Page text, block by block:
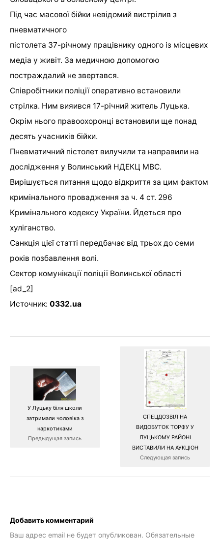
Під час масової бійки невідомий вистрілив з
пневматичного
пістолета 37-річному працівнику одного із місцевих
медіа у живіт. За медичною допомогою
постраждалий не звертався.
Співробітники поліції оперативно встановили
стрілка. Ним вияився 17-річний житель Луцька.
Окрім нього правоохоронці встановили ще понад
десять учасників бійки.
Пневматичний пістолет вилучили та направили на
дослідження у Волинський НДЕКЦ МВС.
Вирішується питання щодо відкриття за цим фактом
кримінального провадження за ч. 4 ст. 296
Кримінального кодексу України. Йдеться про
хуліганство.
Санкція цієї статті передбачає від трьох до семи
років позбавлення волі.
Сектор комунікації поліції Волинської області
[ad_2]
Источник: 0332.ua
У Луцьку біля школи
затримали чоловіка з
наркотиками
Предыдущая запись
СПЕЦДОЗВІЛ НА
ВИДОБУТОК ТОРФУ У
ЛУЦЬКОМУ РАЙОНІ
ВИСТАВИЛИ НА АУКЦІОН
Следующая запись
Добавить комментарий
Ваш адрес email не будет опубликован. Обязательные